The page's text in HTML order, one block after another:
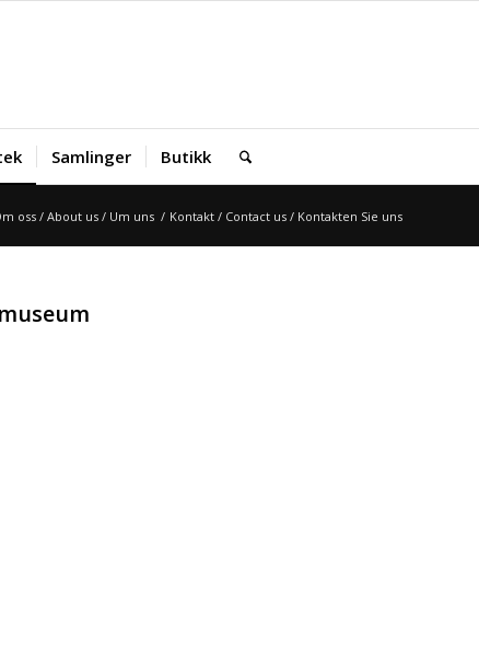
Samlinger Butikk
oss / About us / Um uns / Kontakt / Contact us / Kontakten Sie uns